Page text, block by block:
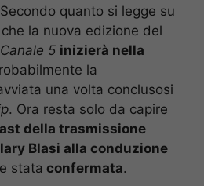
quanto si legge su
la nuova edizione del
Canale 5 inizierà nella
la
una volta conclusosi
. Ora resta solo da capire
della trasmissione
Blasi alla conduzione
stata confermata.